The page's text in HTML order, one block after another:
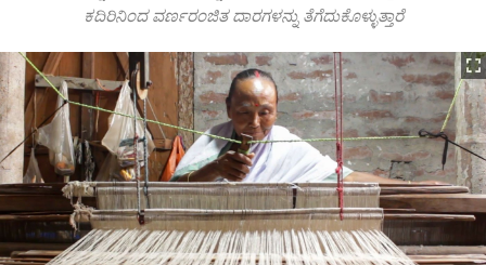
ಕದಿರಿನಿಂದ ವರ್ಣರಂಜಿತ ದಾರಗಳನ್ನು ತೆಗೆದುಕೊಳ್ಳುತ್ತಾರೆ